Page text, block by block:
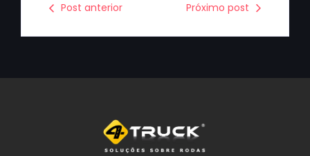
Post anterior Próximo post